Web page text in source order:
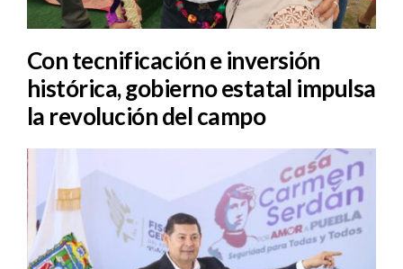
Con tecnificación e inversión
histórica, gobierno estatal impulsa
la revolución del campo